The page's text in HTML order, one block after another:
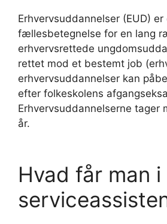
Erhvervsuddannelser (EUD) er
fællesbetegnelse for en lang
erhvervsrettede
rettet mod et bestemt job
erhvervsuddannelser kan
efter folkeskolens
Erhvervsuddannelserne tager
år.
Hvad får man